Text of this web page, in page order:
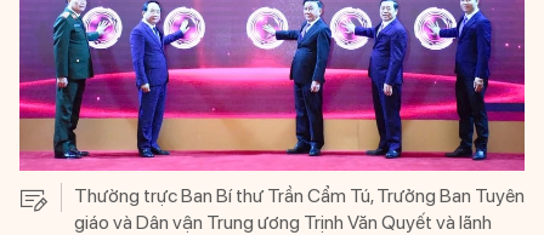
Thường trực Ban Bí thư Trần Cẩm Tú, Trưởng Ban Tuyên
giáo và Dân vận Trung ương Trịnh Văn Quyết và lãnh